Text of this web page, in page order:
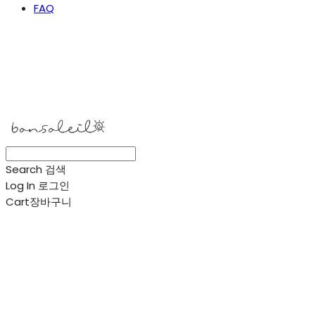
FAQ
Search 검색
Log In 로그인
Cart장바구니